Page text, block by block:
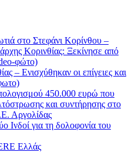
στο Στεφάνι Κορίνθου –
Κορινθίας: Ξεκίνησε από
φώτο)
– Ενισχύθηκαν οι επίγειες και
450.000 ευρώ που
και συντήρησης στο
Αργολίδας
Ινδοί για τη δολοφονία του
Ελλάς